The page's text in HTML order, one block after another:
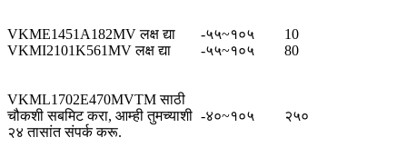
VKME1451A182MV लक्ष द्या -५५~१०५
10
VKMI2101K561MV लक्ष द्या
-५५~१०५ 80
VKML1702E470MVTM साठी
चौकशी सबमिट करा, आम्ही तुमच्याशी
२४ तासांत संपर्क करू.
-४०~१०५ २५०